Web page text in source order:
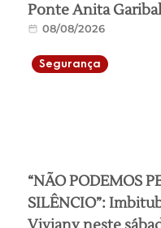
Ponte Anita
08/08/2026
Segurança
“NÃO PODEMOS
SILÊNCIO”: